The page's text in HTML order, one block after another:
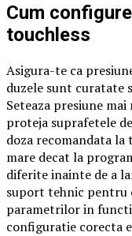
Cum
touchless
Asigura-te ca
duzele sunt curatate
Seteaza presiune
proteja suprafetele
doza recomandata la
mare decat la
diferite inainte de a
suport tehnic pentru
parametrilor in
configuratie corecta